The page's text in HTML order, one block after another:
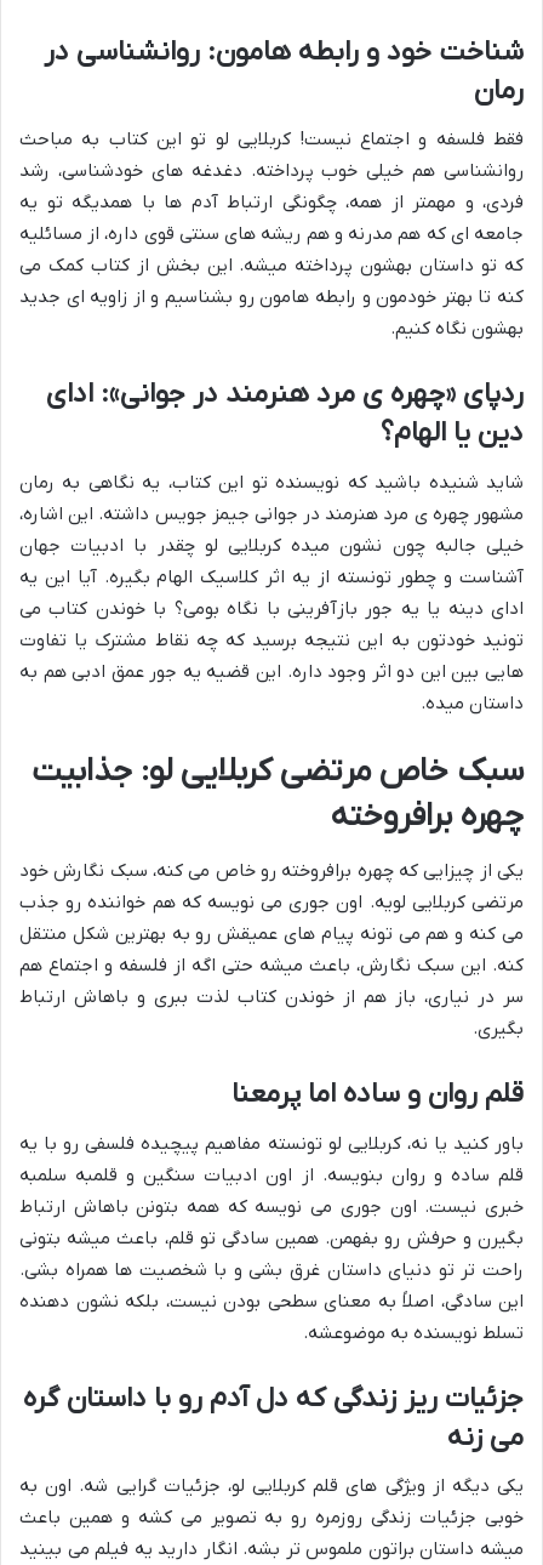
شناخت خود و رابطه هامون: روانشناسی در
رمان
فقط فلسفه و اجتماع نیست! کربلایی لو تو این کتاب به مباحث
روانشناسی هم خیلی خوب پرداخته. دغدغه های خودشناسی، رشد
فردی، و مهمتر از همه، چگونگی ارتباط آدم ها با همدیگه تو یه
جامعه ای که هم مدرنه و هم ریشه های سنتی قوی داره، از مسائلیه
که تو داستان بهشون پرداخته میشه. این بخش از کتاب کمک می
کنه تا بهتر خودمون و رابطه هامون رو بشناسیم و از زاویه ای جدید
بهشون نگاه کنیم.
ردپای «چهره ی مرد هنرمند در جوانی»: ادای
دین یا الهام؟
شاید شنیده باشید که نویسنده تو این کتاب، یه نگاهی به رمان
مشهور چهره ی مرد هنرمند در جوانی جیمز جویس داشته. این اشاره،
خیلی جالبه چون نشون میده کربلایی لو چقدر با ادبیات جهان
آشناست و چطور تونسته از یه اثر کلاسیک الهام بگیره. آیا این یه
ادای دینه یا یه جور بازآفرینی با نگاه بومی؟ با خوندن کتاب می
تونید خودتون به این نتیجه برسید که چه نقاط مشترک یا تفاوت
هایی بین این دو اثر وجود داره. این قضیه یه جور عمق ادبی هم به
داستان میده.
سبک خاص مرتضی کربلایی لو: جذابیت
چهره برافروخته
یکی از چیزایی که چهره برافروخته رو خاص می کنه، سبک نگارش خود
مرتضی کربلایی لویه. اون جوری می نویسه که هم خواننده رو جذب
می کنه و هم می تونه پیام های عمیقش رو به بهترین شکل منتقل
کنه. این سبک نگارش، باعث میشه حتی اگه از فلسفه و اجتماع هم
سر در نیاری، باز هم از خوندن کتاب لذت ببری و باهاش ارتباط
بگیری.
قلم روان و ساده اما پرمعنا
باور کنید یا نه، کربلایی لو تونسته مفاهیم پیچیده فلسفی رو با یه
قلم ساده و روان بنویسه. از اون ادبیات سنگین و قلمبه سلمبه
خبری نیست. اون جوری می نویسه که همه بتونن باهاش ارتباط
بگیرن و حرفش رو بفهمن. همین سادگی تو قلم، باعث میشه بتونی
راحت تر تو دنیای داستان غرق بشی و با شخصیت ها همراه بشی.
این سادگی، اصلاً به معنای سطحی بودن نیست، بلکه نشون دهنده
تسلط نویسنده به موضوعشه.
جزئیات ریز زندگی که دل آدم رو با داستان گره
می زنه
یکی دیگه از ویژگی های قلم کربلایی لو، جزئیات گرایی شه. اون به
خوبی جزئیات زندگی روزمره رو به تصویر می کشه و همین باعث
میشه داستان براتون ملموس تر بشه. انگار دارید یه فیلم می بینید